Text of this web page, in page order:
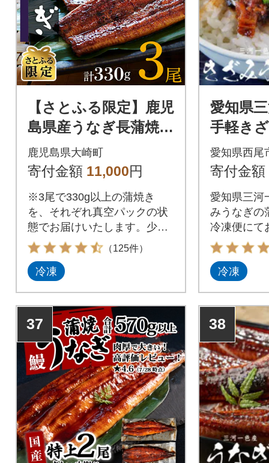
【さとふる限定】鹿児
島県産うなぎ長蒲焼3
尾 (合計330g以上)
鹿児島県大崎町
寄付金額 11,000円
※3尾で330g以上の蒲焼き
を、それぞれ真空パックの状
態でお届けいたします。少し
小振りですが、食べやすい3尾
(330g)をさとふる限定でお届
けします!!
（125件）
冷凍
愛知県
手軽き
×10P・
愛知県西尾
寄付金額
愛知県三河
みうなぎの
冷凍便にて
ギフトにも!
冷凍
37 38